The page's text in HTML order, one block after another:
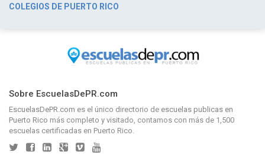
COLEGIOS DE PUERTO RICO
Sobre EscuelasDePR.com
EscuelasDePR.com es el único directorio de escuelas publicas en
Puerto Rico más completo y visitado, contamos con más de 1,500
escuelas certificadas en Puerto Rico.